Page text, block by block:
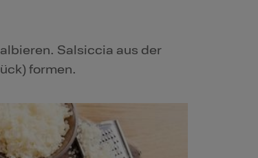
Salsiccia aus der
formen.